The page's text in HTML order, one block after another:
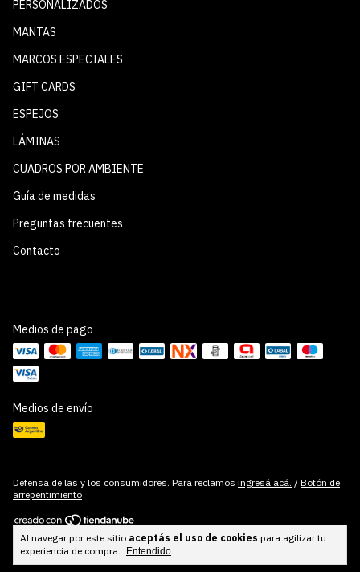
Al navegar por este sitio aceptás el uso de cookies para agilizar tu
experiencia de compra.
Entendido
PERSONALIZADOS
MANTAS
MARCOS ESPECIALES
GIFT CARDS
ESPEJOS
LÁMINAS
CUADROS POR AMBIENTE
Guía de medidas
Preguntas frecuentes
Contacto
Medios de pago
Medios de envío
Defensa de las y los consumidores. Para reclamos ingresá acá. / Botón de
arrepentimiento
Copyright Cuadros Cool Stuff - 2026. Todos los derechos reservados.